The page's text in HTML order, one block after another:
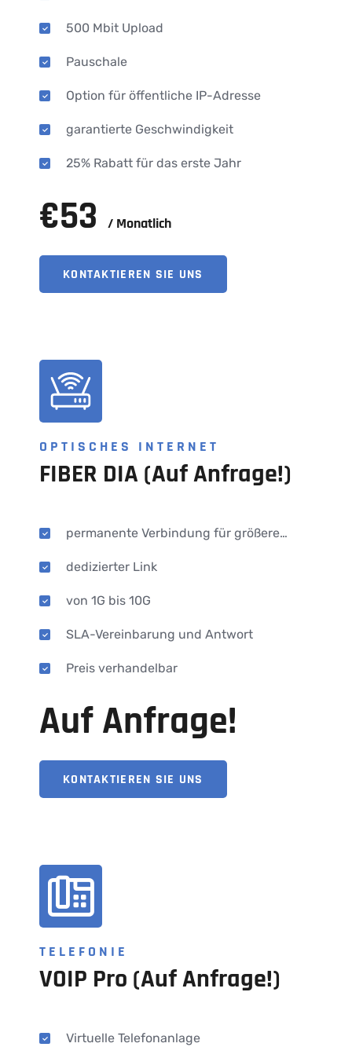
500 Mbit Upload
Pauschale
Option für öffentliche IP-Adresse
garantierte Geschwindigkeit
25% Rabatt für das erste Jahr
€53 / Monatlich
KONTAKTIEREN SIE UNS
OPTISCHES INTERNET
FIBER DIA (auf Anfrage!)
permanente Verbindung für größere
dedizierter Link
von 1G bis 10G
SLA-Vereinbarung und Antwort
Preis verhandelbar
Auf Anfrage!
KONTAKTIEREN SIE UNS
TELEFONIE
VOIP Pro (Auf Anfrage!)
Virtuelle Telefonanlage